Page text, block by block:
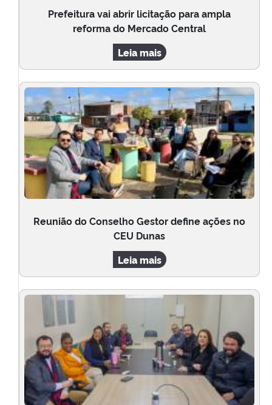
Prefeitura vai abrir licitação para ampla
reforma do Mercado Central
Leia mais
Reunião do Conselho Gestor define ações no
CEU Dunas
Leia mais